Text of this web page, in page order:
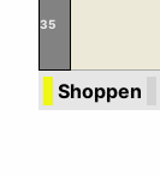
35
Shoppen